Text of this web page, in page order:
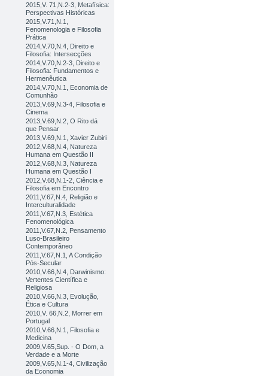
2015,V. 71,N.2-3, Metafísica:
Perspectivas Históricas
2015,V.71,N.1,
Fenomenologia e Filosofia
Prática
2014,V.70,N.4, Direito e
Filosofia: Intersecções
2014,V.70,N.2-3, Direito e
Filosofia: Fundamentos e
Hermenêutica
2014,V.70,N.1, Economia de
Comunhão
2013,V.69,N.3-4, Filosofia e
Cinema
2013,V.69,N.2, O Rito dá
que Pensar
2013,V.69,N.1, Xavier Zubiri
2012,V.68,N.4, Natureza
Humana em Questão II
2012,V.68,N.3, Natureza
Humana em Questão I
2012,V.68,N.1-2, Ciência e
Filosofia em Encontro
2011,V.67,N.4, Religião e
Interculturalidade
2011,V.67,N.3, Estética
Fenomenológica
2011,V.67,N.2, Pensamento
Luso-Brasileiro
Contemporâneo
2011,V.67,N.1, A Condição
Pós-Secular
2010,V.66,N.4, Darwinismo:
Vertentes Científica e
Religiosa
2010,V.66,N.3, Evolução,
Ética e Cultura
2010,V. 66,N.2, Morrer em
Portugal
2010,V.66,N.1, Filosofia e
Medicina
2009,V.65,Sup. - O Dom, a
Verdade e a Morte
2009,V.65,N.1-4, Civilização
da Economia